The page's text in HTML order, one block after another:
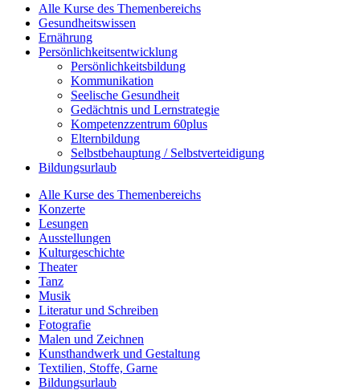
Alle Kurse des Themenbereichs
Gesundheitswissen
Ernährung
Persönlichkeitsentwicklung
Persönlichkeitsbildung
Kommunikation
Seelische Gesundheit
Gedächtnis und Lernstrategie
Kompetenzzentrum 60plus
Elternbildung
Selbstbehauptung / Selbstverteidigung
Bildungsurlaub
Alle Kurse des Themenbereichs
Konzerte
Lesungen
Ausstellungen
Kulturgeschichte
Theater
Tanz
Musik
Literatur und Schreiben
Fotografie
Malen und Zeichnen
Kunsthandwerk und Gestaltung
Textilien, Stoffe, Garne
Bildungsurlaub